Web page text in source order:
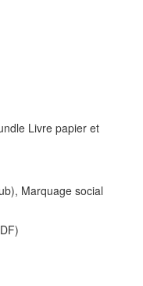
Livre papier et
Marquage social